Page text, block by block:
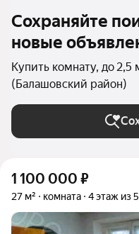
Сохраняйте
новые
Купить комнату, до 2,5
(Балашовский район)
1 100 000 ₽
27 м² комната 4 этаж из 5